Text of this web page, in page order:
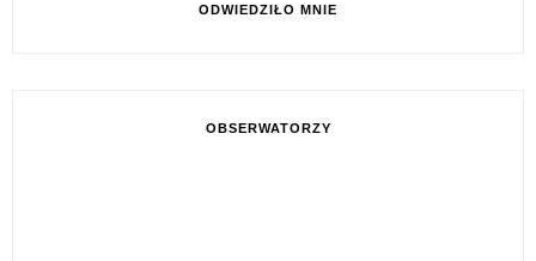
ODWIEDZIŁO MNIE
OBSERWATORZY